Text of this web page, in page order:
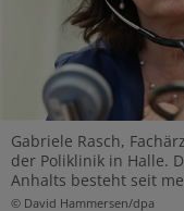
Gabriele Rasch,
der Poliklinik in Halle.
Anhalts besteht seit
© David Hammersen/dpa